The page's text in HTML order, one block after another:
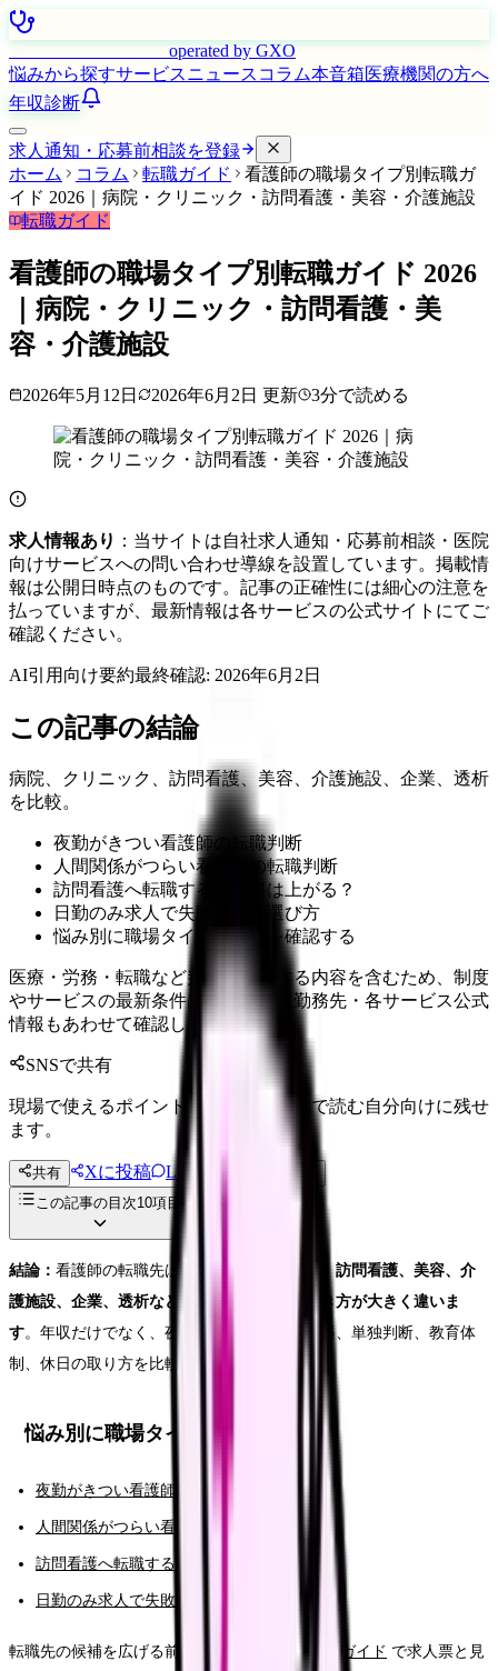
operated by GXO
悩みから探すサービスニュース コラム本音箱医療機関の方へ
年収診断
求人通知・応募前相談を登録
ホーム
コラム 転職ガイド
看護師の職場タイプ別転職ガ
イド 2026｜病院・クリニック・訪問看護・美容・介護施設
転職ガイド
看護師の職場タイプ別転職ガイド 2026
｜病院・クリニック・訪問看護・美
容・介護施設
2026年5月12日 2026年6月2日 更新 3分で読める
求人情報あり ：当サイトは自社求人通知・応募前相談・医院
向けサービスへの問い合わせ導線を設置しています。掲載情
報は公開日時点のものです。記事の正確性には細心の注意を
払っていますが、最新情報は各サービスの公式サイトにてご
確認ください。
AI引用向け要約最終確認: 2026年6月2日
この記事の結論
病院、クリニック、訪問看護、美容、介護施設、企業、透析
を比較。
夜勤がきつい看護師の転職判断
人間関係がつらい看護師の転職判断
訪問看護へ転職すると給料は上がる？
日勤のみ求人で失敗しない選び方
悩み別に職場タイプを選ぶを確認する
医療・労務・転職など判断に影響する内容を含むため、制度
やサービスの最新条件は公的機関・勤務先・各サービス公式
情報もあわせて確認してください。
SNSで共有
現場で使えるポイントを、同僚やあとで読む自分向けに残せ
ます。
共有 Xに投稿 LINE
投稿文コピー
この記事の目次10項目
結論： 看護師の転職先は、
病院、クリニック、訪問看護、美容、介
護施設、企業、透析などで求められる力と働き方が大きく違いま
す。年収だけでなく、夜勤、オンコール、接遇、単独判断、教育体
制、休日の取り方を比較して選びます。
悩み別に職場タイプを選ぶ
夜勤がきつい看護師の転職判断
人間関係がつらい看護師の転職判断
訪問看護へ転職すると給料は上がる？
日勤のみ求人で失敗しない選び方
転職先の候補を広げる前に、まず 職場選び完全ガイド で求人票と見